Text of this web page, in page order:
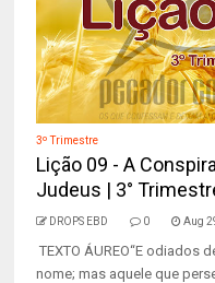
3º Trimestre
Lição 09 - A
Judeus | 3°
DROPS EBD 0 Aug
TEXTO ÁUREO“E odiados
nome; mas aquele que